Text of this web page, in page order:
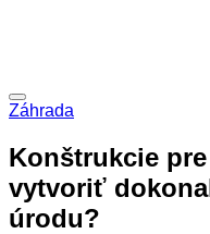
Záhrada
Konštrukcie
vytvoriť
úrodu?